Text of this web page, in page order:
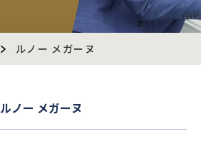
最強買取マガジン
ルノー メガーヌ
ルノー メガーヌ